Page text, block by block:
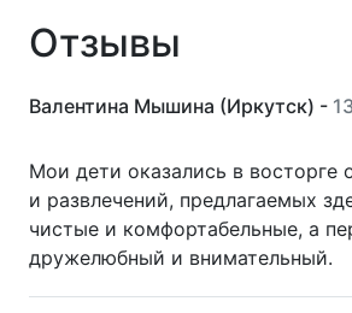
Отзывы
Валентина Мышина (Иркутск) -
Мои дети оказались в восторге
и развлечений, предлагаемых
чистые и комфортабельные, а
дружелюбный и внимательный.